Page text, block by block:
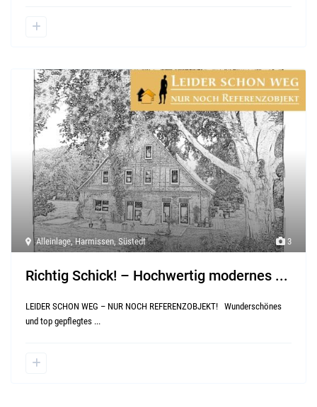
3
Alleinlage,Harmissen,Süstedt
Richtig Schick! – Hochwertig modernes ...
LEIDER SCHON WEG – NUR NOCH REFERENZOBJEKT! Wunderschönes
und top gepflegtes ...